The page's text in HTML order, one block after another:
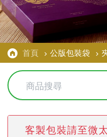
首頁 公版包裝袋
客製包裝請至微